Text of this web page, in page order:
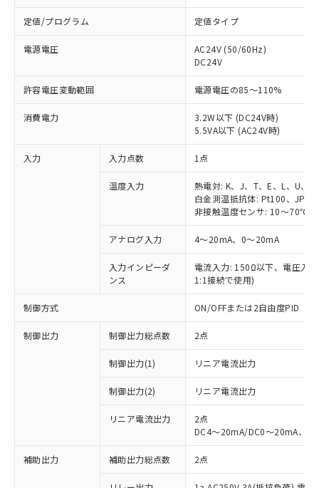
定値/プログラム 定値タイプ
電源電圧
AC24V (50/60Hz)
DC24V
許容電圧変動範囲 電源電圧の85～110%
消費電力
3.2W以下 (DC24V時)
5.5VA以下 (AC24V時)
入力 入力点数 1点
温度入力
熱電対: K、J、T、E、L、U、
白金測温抵抗体: Pt100、
非接触温度センサ: 10～70℃
アナログ入力 4～20mA、0～20mA
入力インピーダ
ンス
電流入力: 150Ω以下、電圧入
1:1接続で使用)
制御方式 ON/OFFまたは2自由度PID（
制御出力 制御出力総点数 2点
制御出力(1) リニア電流出力
制御出力(2) リニア電流出力
リニア電流出力
2点
DC4～20mA/DC0～20mA、
補助出力 補助出力総点数 2点